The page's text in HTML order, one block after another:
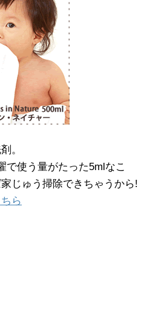
。
で使う量がたった5mlなこ
じゅう掃除できちゃうから!
ら